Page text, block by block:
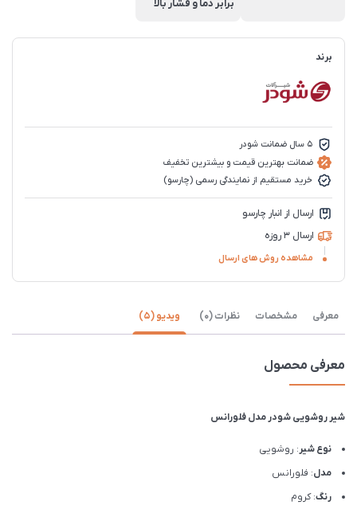
برابر دما و فشار بالا
برند
5 سال ضمانت شودر
ضمانت بهترین قیمت و بیشترین تخفیف
خرید مستقیم از نمایندگی رسمی (چارسو)
ارسال از انبار چارسو
ارسال 3 روزه
مشاهده روش های ارسال
معرفی مشخصات نظرات (0) ویدیو (5)
معرفی محصول
شیر روشویی شودر مدل فلورانس
نوع شیر: روشویی
مدل: فلورانس
رنگ: کروم